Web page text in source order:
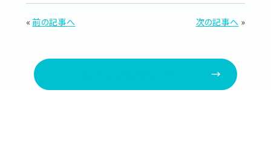
« 前の記事へ 次の記事へ »